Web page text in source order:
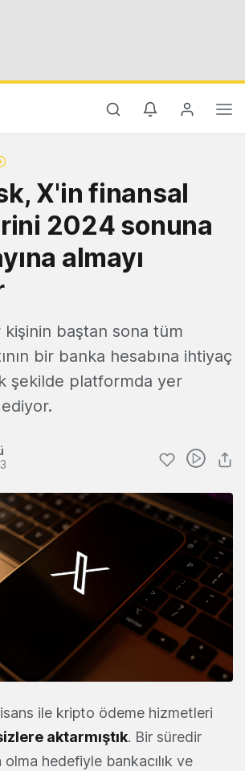
X'in finansal
2024 sonuna
almayı
kişinin baştan sona tüm
bir banka hesabına ihtiyaç
şekilde platformda yer
ediyor.
ile kripto ödeme hizmetleri
aktarmıştık. Bir süredir
hedefiyle bankacılık ve